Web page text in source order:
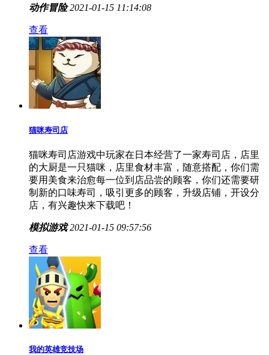
秦汉大乱斗红包版是一款很好玩的游戏，你可以在游戏
中享受游戏的乐趣，在这个同时玩家还可以自由的创建
冒险比赛，比赛过程中你还可以领到红包奖励，这些红
包都是可以提取的，喜欢的玩家快点来带领你的军队和
各部的首领一起战斗吧！
动作冒险 2021-01-15 11:14:08
猫咪寿司店游戏中玩家在日本经营了一家寿司店，店里
的大厨是一只猫咪，店里食材丰富，随意搭配，你们需
要用美食来治愈每一位到店品尝的顾客，你们还需要研
制新的口味寿司，吸引更多的顾客，升级店铺，开设分
店，有兴趣快来下载吧！
模拟游戏 2021-01-15 09:57:56